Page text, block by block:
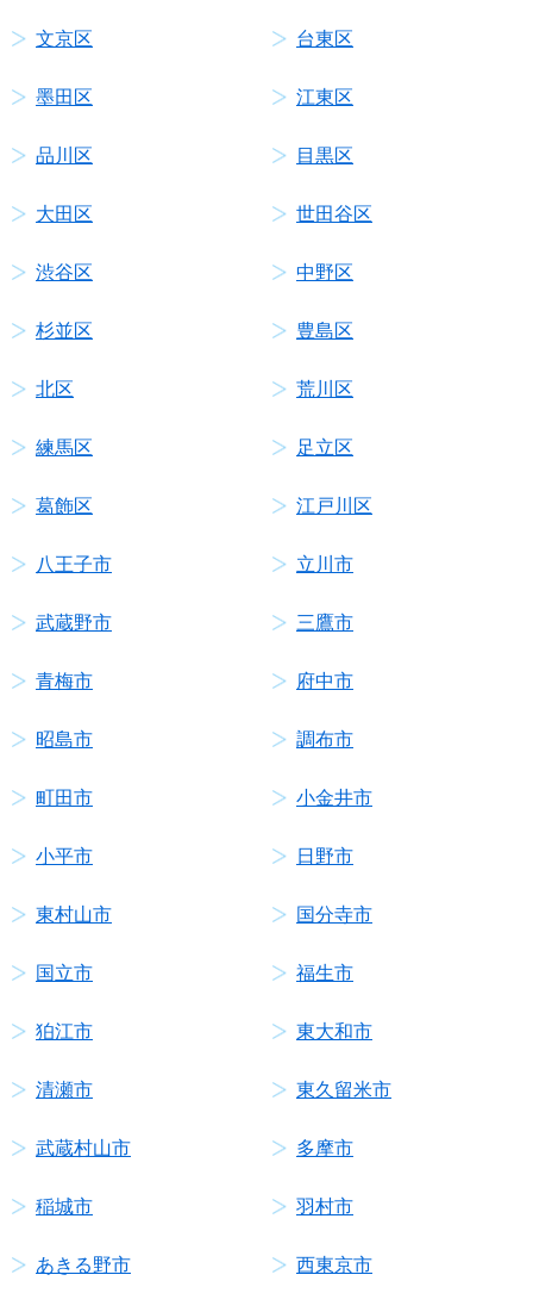
文京区 台東区
墨田区 江東区
品川区 目黒区
大田区 世田谷区
渋谷区 中野区
杉並区 豊島区
北区 荒川区
練馬区 足立区
葛飾区 江戸川区
八王子市 立川市
武蔵野市 三鷹市
青梅市 府中市
昭島市 調布市
町田市 小金井市
小平市 日野市
東村山市 国分寺市
国立市 福生市
狛江市 東大和市
清瀬市 東久留米市
武蔵村山市 多摩市
稲城市 羽村市
あきる野市 西東京市